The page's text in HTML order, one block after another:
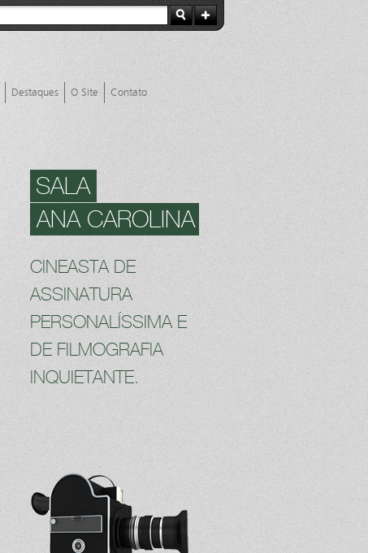
Destaques O Site Contato
SALA
ANA CAROLINA
CINEASTA DE
ASSINATURA
PERSONALÍSSIMA E
DE FILMOGRAFIA
INQUIETANTE.